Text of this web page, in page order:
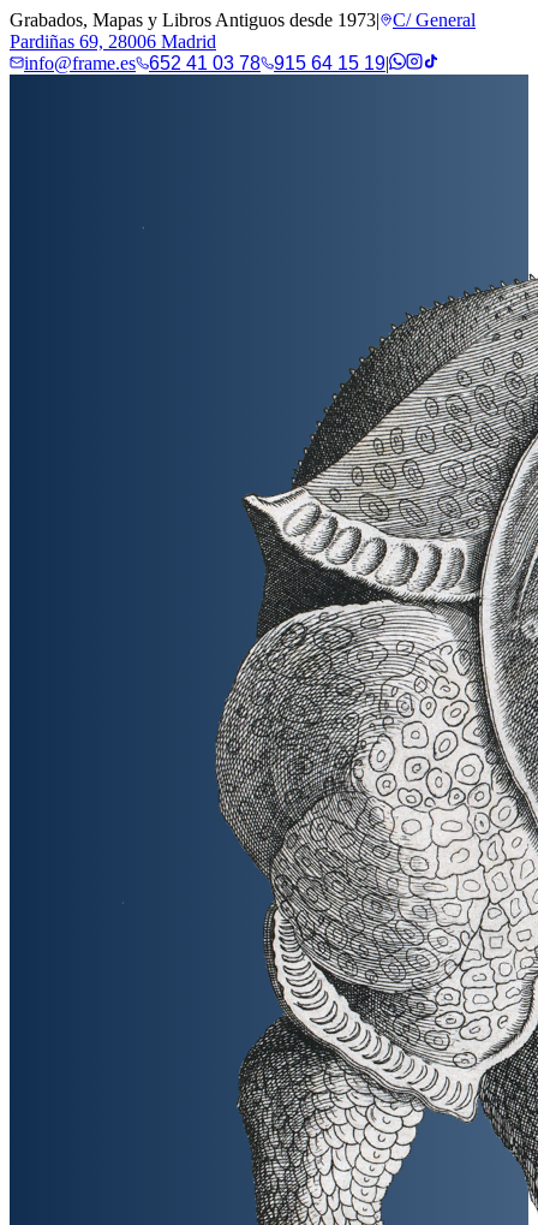
Grabados, Mapas y Libros Antiguos desde 1973|
C/ General
Pardiñas 69, 28006 Madrid
info@frame.es
652 41 03 78 915 64 15 19|